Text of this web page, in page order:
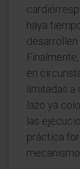
haya
en
limitadas
lazo ya
las
práctica